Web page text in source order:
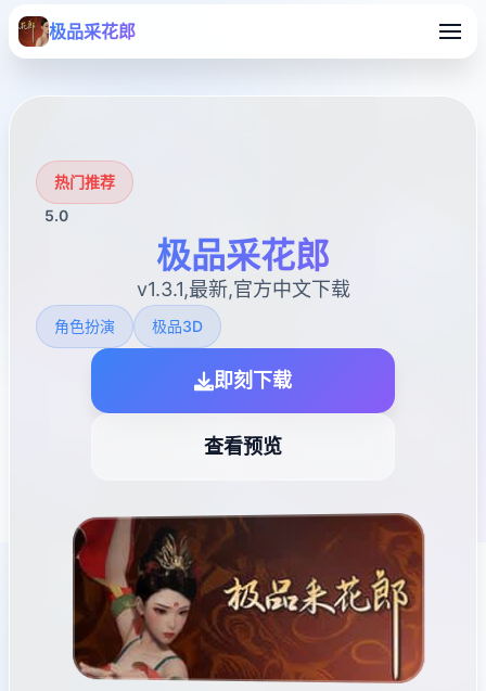
极品采花郎
热门推荐
5.0
极品采花郎
v1.3.1,最新,官方中文下载
角色扮演 极品3D
即刻下载
查看预览